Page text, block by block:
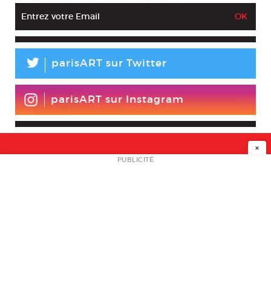
L parisART sur Twitter
parisART sur Instagram
NEWSLETTER
×
PUBLICITÉ